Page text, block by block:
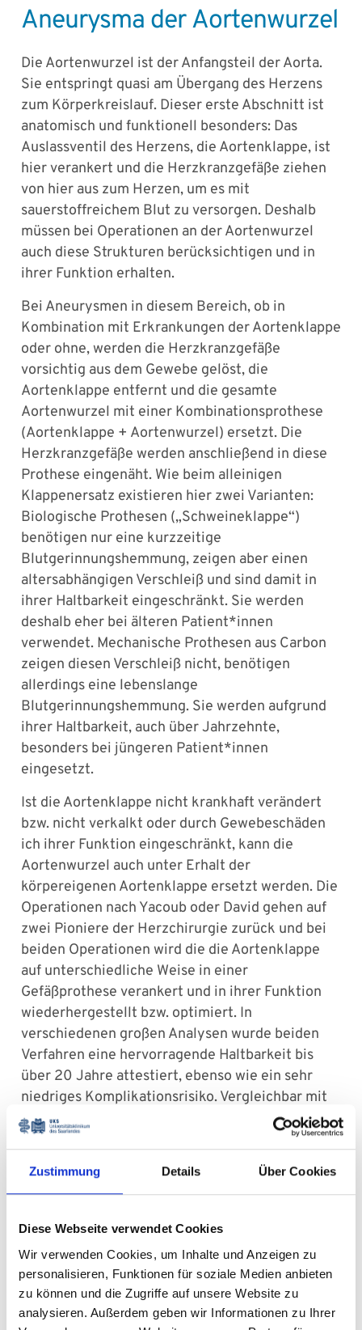
Zustimmung Details Über Cookies
Diese Webseite verwendet Cookies
Wir verwenden Cookies, um Inhalte und Anzeigen zu
personalisieren, Funktionen für soziale Medien anbieten
zu können und die Zugriffe auf unsere Website zu
analysieren. Außerdem geben wir Informationen zu Ihrer
Aneurysma der Aortenwurzel
Die Aortenwurzel ist der Anfangsteil der Aorta.
Sie entspringt quasi am Übergang des Herzens
zum Körperkreislauf. Dieser erste Abschnitt ist
anatomisch und funktionell besonders: Das
Auslassventil des Herzens, die Aortenklappe, ist
hier verankert und die Herzkranzgefäße ziehen
von hier aus zum Herzen, um es mit
sauerstoffreichem Blut zu versorgen. Deshalb
müssen bei Operationen an der Aortenwurzel
auch diese Strukturen berücksichtigen und in
ihrer Funktion erhalten.
Bei Aneurysmen in diesem Bereich, ob in
Kombination mit Erkrankungen der Aortenklappe
oder ohne, werden die Herzkranzgefäße
vorsichtig aus dem Gewebe gelöst, die
Aortenklappe entfernt und die gesamte
Aortenwurzel mit einer Kombinationsprothese
(Aortenklappe + Aortenwurzel) ersetzt. Die
Herzkranzgefäße werden anschließend in diese
Prothese eingenäht. Wie beim alleinigen
Klappenersatz existieren hier zwei Varianten:
Biologische Prothesen („Schweineklappe“)
benötigen nur eine kurzzeitige
Blutgerinnungshemmung, zeigen aber einen
altersabhängigen Verschleiß und sind damit in
ihrer Haltbarkeit eingeschränkt. Sie werden
deshalb eher bei älteren Patient*innen
verwendet. Mechanische Prothesen aus Carbon
zeigen diesen Verschleiß nicht, benötigen
allerdings eine lebenslange
Blutgerinnungshemmung. Sie werden aufgrund
ihrer Haltbarkeit, auch über Jahrzehnte,
besonders bei jüngeren Patient*innen
eingesetzt.
Ist die Aortenklappe nicht krankhaft verändert
bzw. nicht verkalkt oder durch Gewebeschäden
ich ihrer Funktion eingeschränkt, kann die
Aortenwurzel auch unter Erhalt der
körpereigenen Aortenklappe ersetzt werden. Die
Operationen nach Yacoub oder David gehen auf
zwei Pioniere der Herzchirurgie zurück und bei
beiden Operationen wird die die Aortenklappe
auf unterschiedliche Weise in einer
Gefäßprothese verankert und in ihrer Funktion
wiederhergestellt bzw. optimiert. In
verschiedenen großen Analysen wurde beiden
Verfahren eine hervorragende Haltbarkeit bis
über 20 Jahre attestiert, ebenso wie ein sehr
niedriges Komplikationsrisiko. Vergleichbar mit
isolierten Aortenklappenrekonstruktionen ist
nach klappenerhaltendem Aortenwurzelersatz
nur eine sehr niedrige und kurzfristige
Blutgerinnungshemmung nötig. In Homburg
international bekannte Expertise auf diesem
Patient*innen diese hochspezialisierten
Operationen anbieten können.